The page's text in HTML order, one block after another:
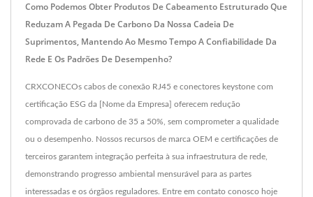
Como Podemos Obter Produtos De Cabeamento Estruturado Que
Reduzam A Pegada De Carbono Da Nossa Cadeia De
Suprimentos, Mantendo Ao Mesmo Tempo A Confiabilidade Da
Rede E Os Padrões De Desempenho?
CRXCONECOs cabos de conexão RJ45 e conectores keystone com
certificação ESG da [Nome da Empresa] oferecem redução
comprovada de carbono de 35 a 50%, sem comprometer a qualidade
ou o desempenho. Nossos recursos de marca OEM e certificações de
terceiros garantem integração perfeita à sua infraestrutura de rede,
demonstrando progresso ambiental mensurável para as partes
interessadas e os órgãos reguladores. Entre em contato conosco hoje